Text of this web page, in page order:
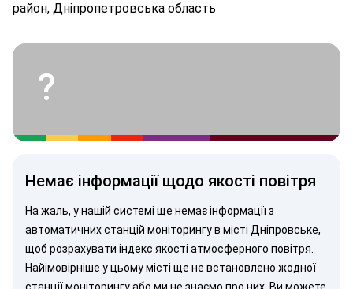
район, Дніпропетровська область
?
Немає інформації щодо якості повітря
На жаль, у нашій системі ще немає інформації з
автоматичних станцій моніторингу в місті Дніпровське,
щоб розрахувати індекс якості атмосферного повітря.
Найімовірніше у цьому місті ще не встановлено жодної